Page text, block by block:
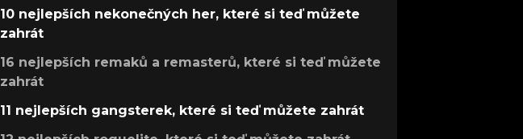
10 nejlepších nekonečných her, které si teď můžete
zahrát
16 nejlepších remaků a remasterů, které si teď můžete
zahrát
11 nejlepších gangsterek, které si teď můžete zahrát